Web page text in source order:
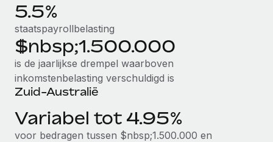
5.5%
staatspayrollbelasting
$nbsp;1.500.000
is de jaarlijkse drempel waarboven
inkomstenbelasting verschuldigd is
Zuid-Australië
Variabel tot 4.95%
voor bedragen tussen $nbsp;1.500.000 en